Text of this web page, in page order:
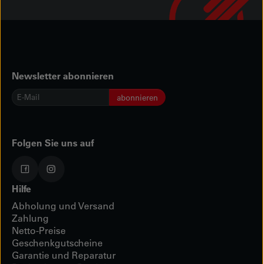
Newsletter abonnieren
E-
abonnieren
Folgen Sie uns auf
Hilfe
Abholung und Versand
Zahlung
Netto-Preise
Geschenkgutscheine
Garantie und Reparatur